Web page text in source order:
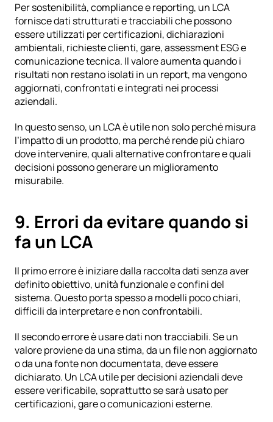
Per sostenibilità, compliance e reporting, un LCA
fornisce dati strutturati e tracciabili che possono
essere utilizzati per certificazioni, dichiarazioni
ambientali, richieste clienti, gare, assessment ESG e
comunicazione tecnica. Il valore aumenta quando i
risultati non restano isolati in un report, ma vengono
aggiornati, confrontati e integrati nei processi
aziendali.
In questo senso, un LCA è utile non solo perché misura
l’impatto di un prodotto, ma perché rende più chiaro
dove intervenire, quali alternative confrontare e quali
decisioni possono generare un miglioramento
misurabile.
9. Errori da evitare quando si
fa un LCA
Il primo errore è iniziare dalla raccolta dati senza aver
definito obiettivo, unità funzionale e confini del
sistema. Questo porta spesso a modelli poco chiari,
difficili da interpretare e non confrontabili.
Il secondo errore è usare dati non tracciabili. Se un
valore proviene da una stima, da un file non aggiornato
o da una fonte non documentata, deve essere
dichiarato. Un LCA utile per decisioni aziendali deve
essere verificabile, soprattutto se sarà usato per
certificazioni, gare o comunicazioni esterne.